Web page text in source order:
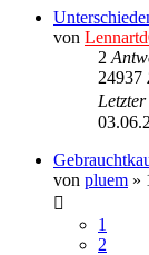
von
2
24937
von pluem »
1
2